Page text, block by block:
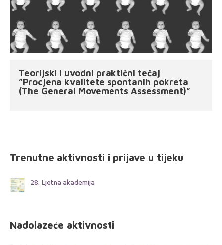
Teorijski i uvodni praktični tečaj
”Procjena kvalitete spontanih pokreta
(The General Movements Assessment)”
Trenutne aktivnosti i prijave u tijeku
28. Ljetna akademija
Nadolazeće aktivnosti